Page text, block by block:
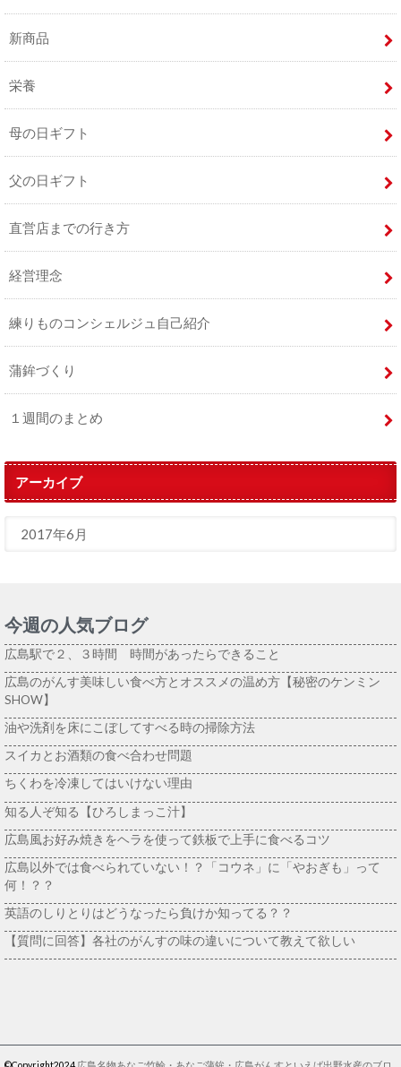
新商品
栄養
母の日ギフト
父の日ギフト
直営店までの行き方
経営理念
練りものコンシェルジュ自己紹介
蒲鉾づくり
１週間のまとめ
アーカイブ
今週の人気ブログ
広島駅で２、３時間 時間があったらできること
広島のがんす美味しい食べ方とオススメの温め方【秘密のケンミン
SHOW】
油や洗剤を床にこぼしてすべる時の掃除方法
スイカとお酒類の食べ合わせ問題
ちくわを冷凍してはいけない理由
知る人ぞ知る【ひろしまっこ汁】
広島風お好み焼きをヘラを使って鉄板で上手に食べるコツ
広島以外では食べられていない！？「コウネ」に「やおぎも」って
何！？？
英語のしりとりはどうなったら負けか知ってる？？
【質問に回答】各社のがんすの味の違いについて教えて欲しい